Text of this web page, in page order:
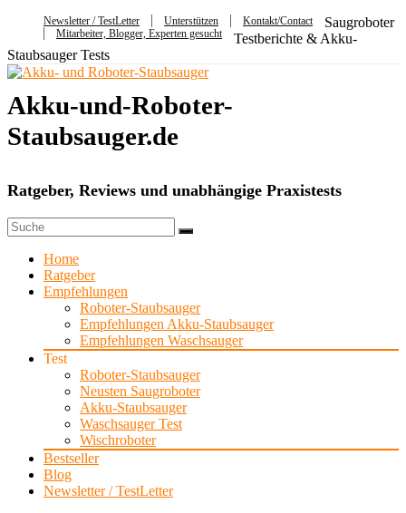
Newsletter / TestLetter Unterstützen
Kontakt/Contact
Mitarbeiter, Blogger, Experten gesucht
Saugroboter
Testberichte & Akku-
Staubsauger Tests
Akku-und-Roboter-
Staubsauger.de
Ratgeber, Reviews und unabhängige Praxistests
Home
Ratgeber
Empfehlungen
Roboter-Staubsauger
Empfehlungen Akku-Staubsauger
Empfehlungen Waschsauger
Test
Roboter-Staubsauger
Neusten Saugroboter
Akku-Staubsauger
Waschsauger Test
Wischroboter
Bestseller
Blog
Newsletter / TestLetter